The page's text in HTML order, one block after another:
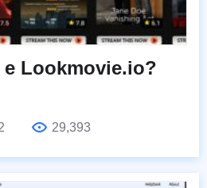
е Lookmovie.io?
29,393